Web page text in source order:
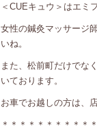
＜CUEキュウ＞はエミ
女性の鍼灸マッサージ
いね。
また、松前町だけでな
いております。
お車でお越しの方は、
＊＊＊＊＊＊＊＊＊＊